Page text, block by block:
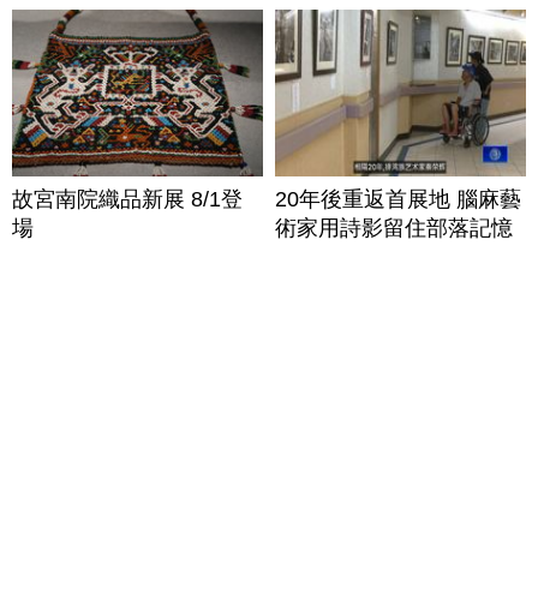
故宮南院織品新展 8/1登
場
20年後重返首展地 腦麻藝
術家用詩影留住部落記憶